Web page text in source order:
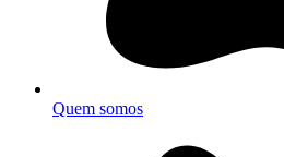
Quem somos